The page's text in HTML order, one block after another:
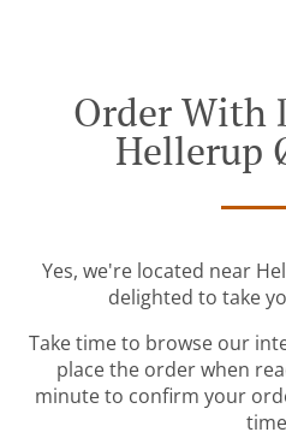
Order With
Hellerup
Yes, we're located near
delighted to take
Take time to browse our
place the order when
minute to confirm your